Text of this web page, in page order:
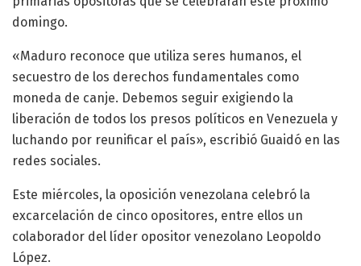
domingo.
«Maduro reconoce que utiliza seres humanos, el
secuestro de los derechos fundamentales como
moneda de canje. Debemos seguir exigiendo la
liberación de todos los presos políticos en Venezuela y
luchando por reunificar el país», escribió Guaidó en las
redes sociales.
Este miércoles, la oposición venezolana celebró la
excarcelación de cinco opositores, entre ellos un
colaborador del líder opositor venezolano Leopoldo
López.